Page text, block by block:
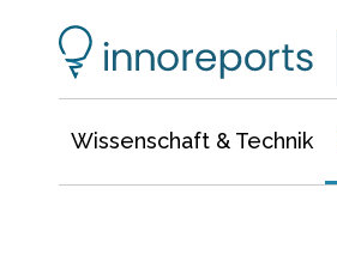
Wissenschaft & Technik